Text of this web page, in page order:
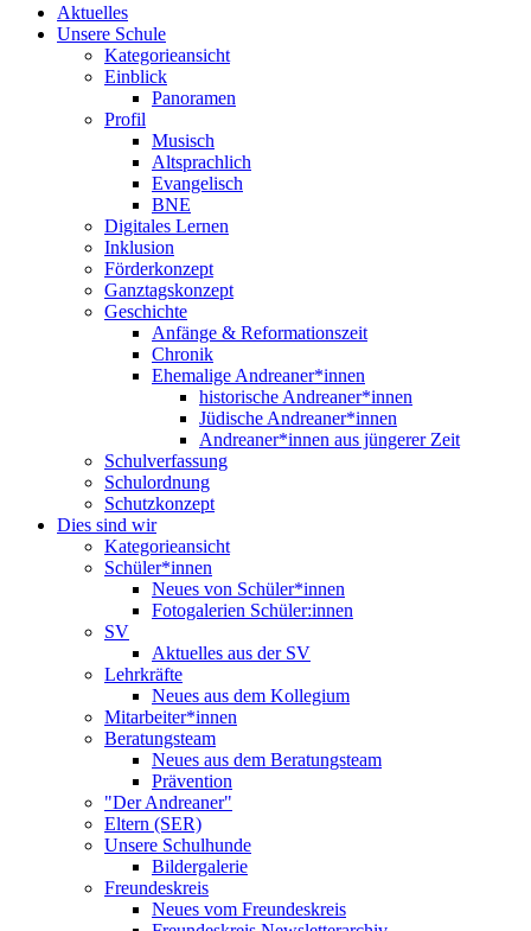
Aktuelles
Unsere Schule
Kategorieansicht
Einblick
Panoramen
Profil
Musisch
Altsprachlich
Evangelisch
BNE
Digitales Lernen
Inklusion
Förderkonzept
Ganztagskonzept
Geschichte
Anfänge & Reformationszeit
Chronik
Ehemalige Andreaner*innen
historische Andreaner*innen
Jüdische Andreaner*innen
Andreaner*innen aus jüngerer Zeit
Schulverfassung
Schulordnung
Schutzkonzept
Dies sind wir
Kategorieansicht
Schüler*innen
Neues von Schüler*innen
Fotogalerien Schüler:innen
SV
Aktuelles aus der SV
Lehrkräfte
Neues aus dem Kollegium
Mitarbeiter*innen
Beratungsteam
Neues aus dem Beratungsteam
Prävention
"Der Andreaner"
Eltern (SER)
Unsere Schulhunde
Bildergalerie
Freundeskreis
Neues vom Freundeskreis